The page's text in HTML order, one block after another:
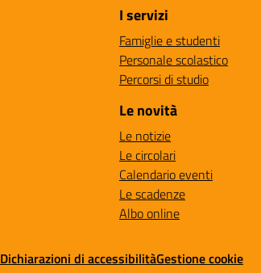
I servizi
Famiglie e studenti
Personale scolastico
Percorsi di studio
Le novità
Le notizie
Le circolari
Calendario eventi
Le scadenze
Albo online
Dichiarazioni di accessibilitàGestione cookie